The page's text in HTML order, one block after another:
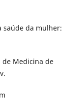
saúde da mulher:
de Medicina de